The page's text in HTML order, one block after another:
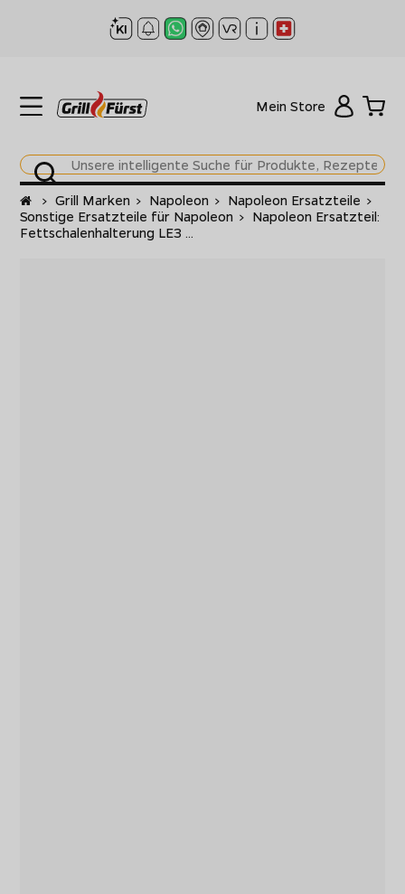
Mein Store
Startseite
> Grill Marken > Napoleon > Napoleon Ersatzteile >
Sonstige Ersatzteile für Napoleon > Napoleon Ersatzteil:
Fettschalenhalterung LE3 ...